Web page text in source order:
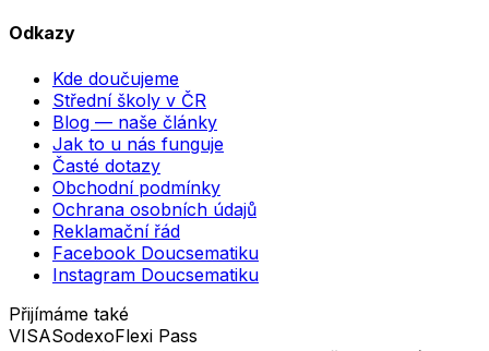
Odkazy
Kde doučujeme
Střední školy v ČR
Blog — naše články
Jak to u nás funguje
Časté dotazy
Obchodní podmínky
Ochrana osobních údajů
Reklamační řád
Facebook Doucsematiku
Instagram Doucsematiku
Přijímáme také
VISASodexoFlexi Pass